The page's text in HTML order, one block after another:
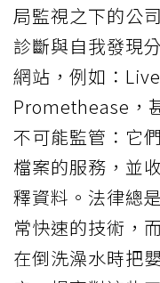
局監視之下的公
診斷與自我發現
網站，例如：
Promethease，
不可能監管：它
檔案的服務，並
釋資料。法律總
常快速的技術，
在倒洗澡水時把